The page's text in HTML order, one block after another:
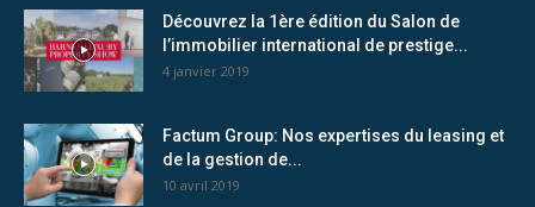
Découvrez la 1ère édition du Salon de
l’immobilier international de prestige...
4 janvier 2019
Factum Group: Nos expertises du leasing et
de la gestion de...
10 avril 2019